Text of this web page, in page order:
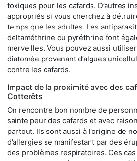
toxiques pour les cafards. D’autres
appropriés si vous cherchez à
temps que les adultes. Les
deltaméthrine ou pyréthrine font
merveilles. Vous pouvez aussi
diatomée provenant d’algues
contre les cafards.
Impact de la proximité avec des
Cotterêts
On rencontre bon nombre de
sainte peur des cafards et avec
partout. Ils sont aussi à l’origine de
d’allergies se manifestant par des
des problèmes respiratoires. Ces